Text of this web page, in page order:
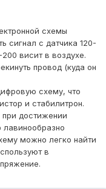
схемы
сигнал с датчика 120-
висит в воздухе.
провод (куда он
схему, что
и стабилитрон.
при достижении
лавинообразно
можно легко найти
в